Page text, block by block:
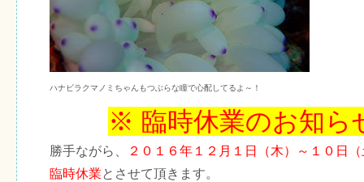
ハナビラクマノミちゃんもつぶらな瞳で心配してるよ～！
※ 臨時休業のお知
勝手ながら、
２０１６年１２月１日（木）～１０日
臨時休業とさせて頂きます。